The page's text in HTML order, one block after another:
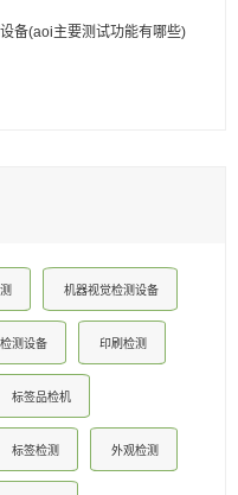
备(aoi主要测试功能有哪些)
机器视觉检测设备
测设备 印刷检测
标签品检机
标签检测 外观检测